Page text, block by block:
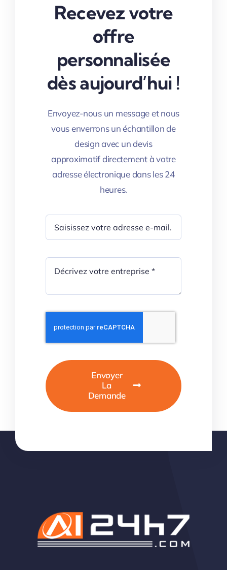
Recevez votre
offre
personnalisée
dès aujourd’hui !
Envoyez-nous un message et nous
vous enverrons un échantillon de
design avec un devis
approximatif directement à votre
adresse électronique dans les 24
heures.
Envoyer
La
Demande